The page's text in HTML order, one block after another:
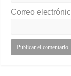
Correo